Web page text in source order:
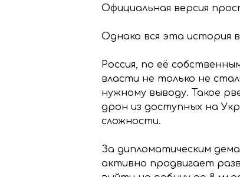
Официальная версия
Однако вся эта история
Россия, по её
власти не только не
нужному выводу. Такое
дрон из доступных на
сложности.
За дипломатическим
активно продвигает